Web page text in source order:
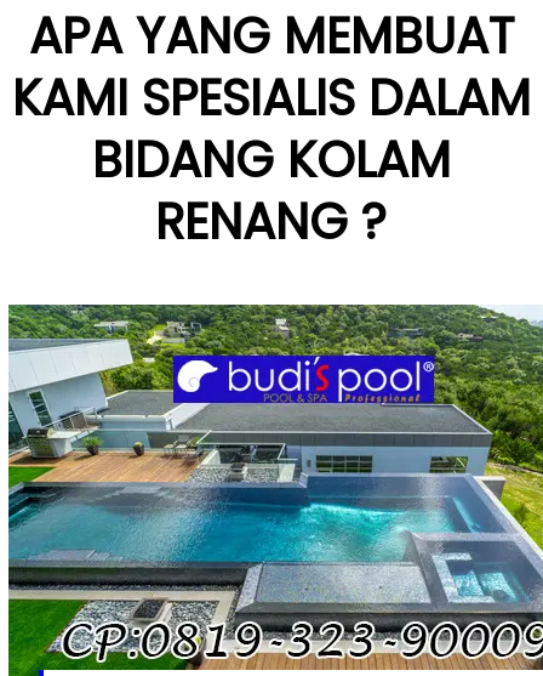
APA YANG MEMBUAT
KAMI SPESIALIS DALAM
BIDANG KOLAM
RENANG ?